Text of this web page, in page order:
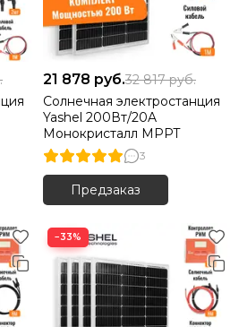
21 878 руб.32 817руб.
Солнечная электростанция
Yashel 200Вт/20A
Монокристалл MPPT
3
Предзаказ
−33%